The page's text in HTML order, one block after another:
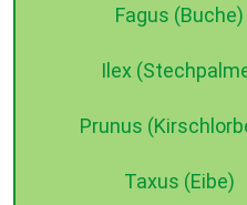
Fagus (Buche)
Ilex
Prunus
Taxus (Eibe)